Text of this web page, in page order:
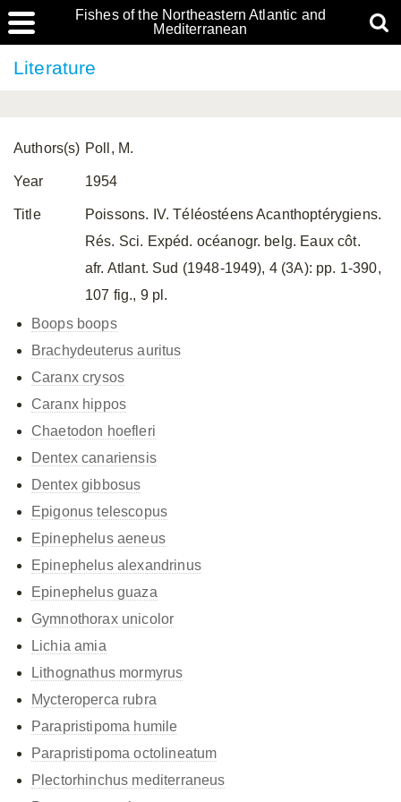
Fishes of the Northeastern Atlantic and
Mediterranean
Literature
Authors(s) Poll, M.
Year 1954
Title
Poissons. IV. Téléostéens Acanthoptérygiens.
Rés. Sci. Expéd. océanogr. belg. Eaux côt.
afr. Atlant. Sud (1948-1949), 4 (3A): pp. 1-390,
107 fig., 9 pl.
Boops boops
Brachydeuterus auritus
Caranx crysos
Caranx hippos
Chaetodon hoefleri
Dentex canariensis
Dentex gibbosus
Epigonus telescopus
Epinephelus aeneus
Epinephelus alexandrinus
Epinephelus guaza
Gymnothorax unicolor
Lichia amia
Lithognathus mormyrus
Mycteroperca rubra
Parapristipoma humile
Parapristipoma octolineatum
Plectorhinchus mediterraneus